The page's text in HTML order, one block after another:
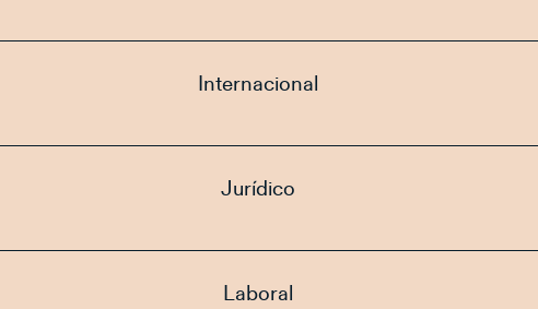
Internacional
Jurídico
Laboral